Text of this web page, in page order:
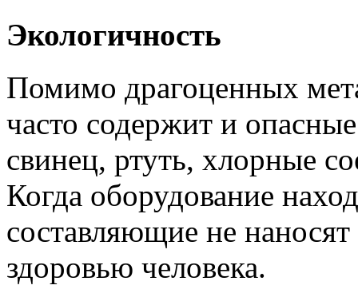
Экологичность
Помимо драгоценных
часто содержит и
свинец, ртуть, хлорные
Когда оборудование
составляющие не
здоровью человека.